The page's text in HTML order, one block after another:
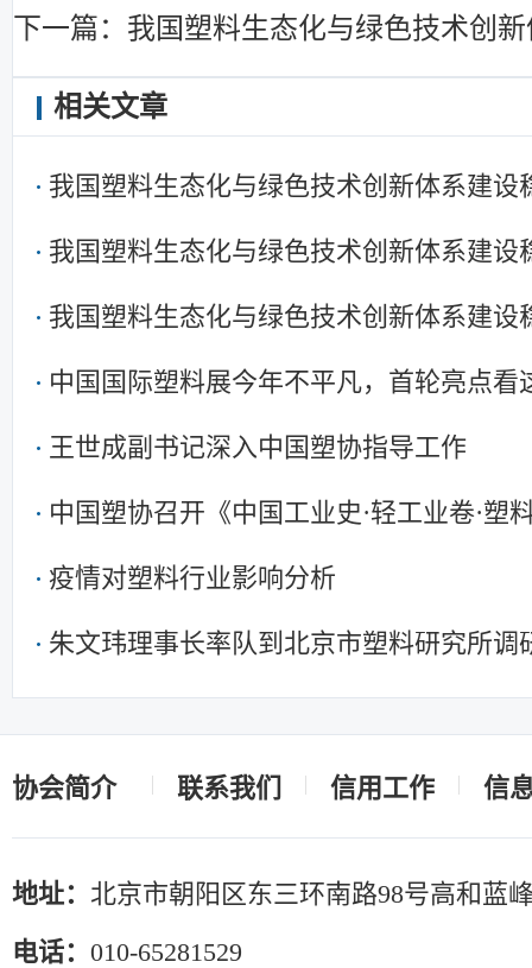
下一篇：我国塑料生态化与绿色技术创
相关文章
我国塑料生态化与绿色技术创新体系建设
我国塑料生态化与绿色技术创新体系建设
我国塑料生态化与绿色技术创新体系建设
中国国际塑料展今年不平凡，首轮亮点看
王世成副书记深入中国塑协指导工作
中国塑协召开《中国工业史·轻工业卷·塑
疫情对塑料行业影响分析
朱文玮理事长率队到北京市塑料研究所调
协会简介 联系我们 信用工作 信
地址： 北京市朝阳区东三环南路98号高和蓝
电话： 010-65281529